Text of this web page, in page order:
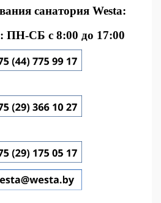
санатория Westa:
ПН-СБ с 8:00 до 17:00